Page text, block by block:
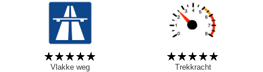
Vlakke weg
Trekkracht